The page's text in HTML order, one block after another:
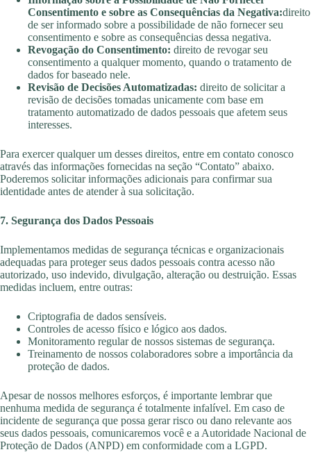
Consentimento e sobre as Consequências da Negativa:direito
de ser informado sobre a possibilidade de não fornecer seu
consentimento e sobre as consequências dessa negativa.
Revogação do Consentimento: direito de revogar seu
consentimento a qualquer momento, quando o tratamento de
dados for baseado nele.
Revisão de Decisões Automatizadas: direito de solicitar a
revisão de decisões tomadas unicamente com base em
tratamento automatizado de dados pessoais que afetem seus
interesses.
Para exercer qualquerum desses direitos, entre em contato conosco
através das informações fornecidas na seção “Contato” abaixo.
Poderemos solicitar informações adicionais para confirmar sua
identidade antes de atender à sua solicitação.
7. Segurança dos Dados Pessoais
Implementamos medidas de segurança técnicas e organizacionais
adequadas para proteger seus dados pessoais contra acesso não
autorizado, uso indevido, divulgação, alteração ou destruição. Essas
medidas incluem, entre outras:
Criptografia de dados sensíveis.
Controles de acesso físico e lógico aos dados.
Monitoramento regular de nossos sistemas de segurança.
Treinamento de nossos colaboradores sobre a importância da
proteção de dados.
Apesar de nossos melhores esforços, é importante lembrar que
nenhuma medida de segurança é totalmente infalível. Em caso de
incidente de segurança que possa gerar risco ou dano relevante aos
seus dados pessoais, comunicaremos você e a Autoridade Nacional de
Proteção de Dados (ANPD) em conformidade com a LGPD.